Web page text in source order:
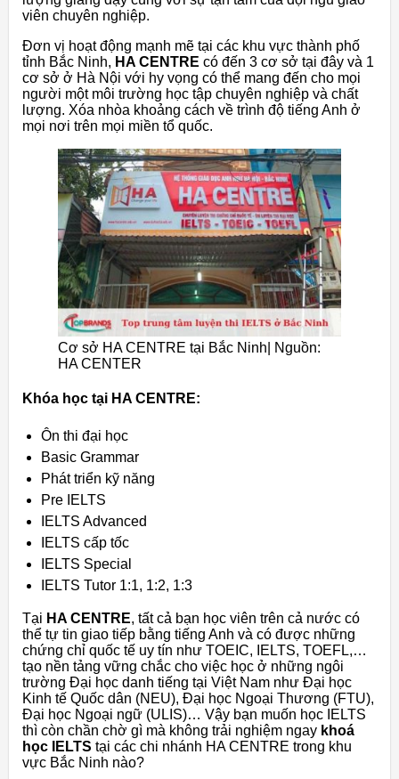
viên chuyên nghiệp.
Đơn vị hoạt động mạnh mẽ tại các khu vực thành phố
tỉnh Bắc Ninh, HA CENTRE có đến 3 cơ sở tại đây và 1
cơ sở ở Hà Nội với hy vọng có thể mang đến cho mọi
người một môi trường học tập chuyên nghiệp và chất
lượng. Xóa nhòa khoảng cách về trình độ tiếng Anh ở
mọi nơi trên mọi miền tổ quốc.
Cơ sở HA CENTRE tại Bắc Ninh| Nguồn:
HA CENTER
Khóa học tại HA CENTRE:
Ôn thi đại học
Basic Grammar
Phát triển kỹ năng
Pre IELTS
IELTS Advanced
IELTS cấp tốc
IELTS Special
IELTS Tutor 1:1, 1:2, 1:3
Tại HA CENTRE, tất cả bạn học viên trên cả nước có
thể tự tin giao tiếp bằng tiếng Anh và có được những
chứng chỉ quốc tế uy tín như TOEIC, IELTS, TOEFL,…
tạo nền tảng vững chắc cho việc học ở những ngôi
trường Đại học danh tiếng tại Việt Nam như Đại học
Kinh tế Quốc dân (NEU), Đại học Ngoại Thương (FTU),
Đại học Ngoại ngữ (ULIS)… Vậy bạn muốn học IELTS
thì còn chần chờ gì mà không trải nghiệm ngay khoá
học IELTS tại các chi nhánh HA CENTRE trong khu
vực Bắc Ninh nào?